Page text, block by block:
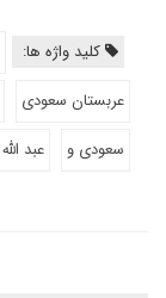
کلید واژه ها:
عربستان سعودی
سعودی و
عبد الله